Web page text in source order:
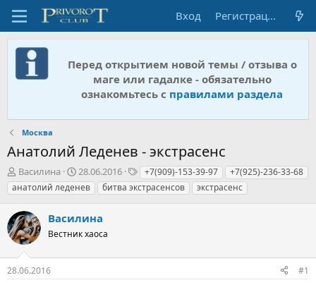
Вход Регистрация
Перед открытием новой темы / отзыва о
маге или гадалке - обязательно
ознакомьтесь с правилами раздела
Москва
Анатолий Леденев - экстрасенс
А
в
т
о
р
т
е
м
ы
Василина
Д
а
т
н
а
а
28.06.2016
Т
е
г
+7(909)-153-39-97
+7(925)-236-33-68
анатолий леденев
битва экстрасенсов экстрасенс
Василина
Вестник хаоса
28.06.2016 #1